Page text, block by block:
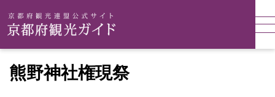
熊野神社権現祭